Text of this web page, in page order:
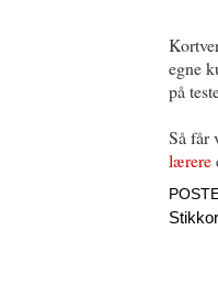
egne
på
Så får
lærere